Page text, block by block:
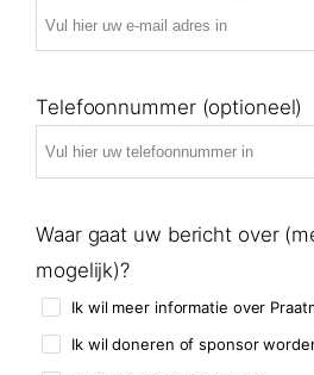
Telefoonnummer (optioneel)
Waar gaat uw bericht over
mogelijk)?
Ik wil meer informatie over
Ik wil doneren of sponsor